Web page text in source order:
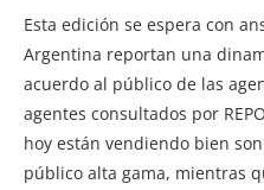
Esta edición se espera con
Argentina reportan una
acuerdo al público de las
agentes consultados por
hoy están vendiendo bien
público alta gama, mientras